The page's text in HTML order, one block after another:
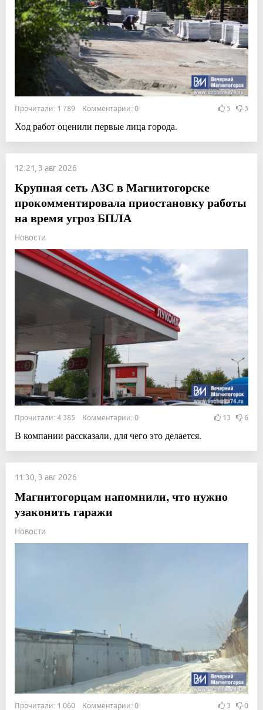
Прочитали: 1 789 Комментарии: 0 5 3
Ход работ оценили первые лица города.
12:21, 3 авг 2026
Крупная сеть АЗС в Магнитогорске
прокомментировала приостановку работы
на время угроз БПЛА
Новости
Прочитали: 4 385 Комментарии: 0 13 6
В компании рассказали, для чего это делается.
11:30, 3 авг 2026
Магнитогорцам напомнили, что нужно
узаконить гаражи
Новости
Прочитали: 1 060 Комментарии: 0 3 0